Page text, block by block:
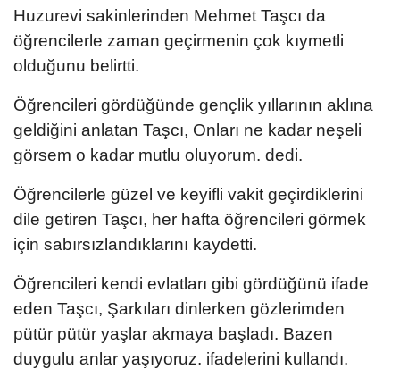
Huzurevi sakinlerinden Mehmet Taşcı da
öğrencilerle zaman geçirmenin çok kıymetli
olduğunu belirtti.
Öğrencileri gördüğünde gençlik yıllarının aklına
geldiğini anlatan Taşcı, Onları ne kadar neşeli
görsem o kadar mutlu oluyorum. dedi.
Öğrencilerle güzel ve keyifli vakit geçirdiklerini
dile getiren Taşcı, her hafta öğrencileri görmek
için sabırsızlandıklarını kaydetti.
Öğrencileri kendi evlatları gibi gördüğünü ifade
eden Taşcı, Şarkıları dinlerken gözlerimden
pütür pütür yaşlar akmaya başladı. Bazen
duygulu anlar yaşıyoruz. ifadelerini kullandı.